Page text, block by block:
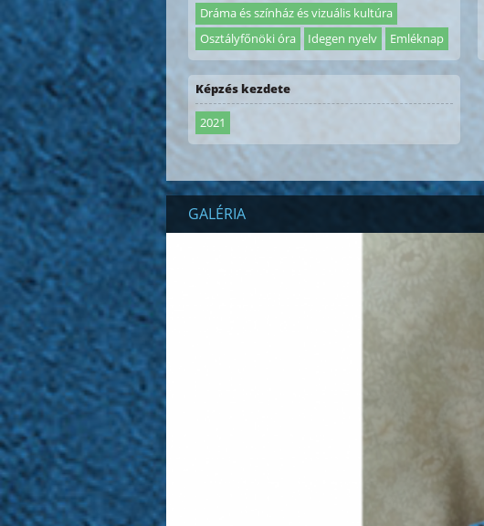
Dráma és színház és vizuális kultúra
Osztályfőnöki óra
Idegen nyelv Emléknap
Képzés kezdete
2021
GALÉRIA